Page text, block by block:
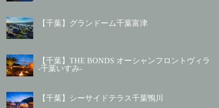
【千葉】グランドーム千葉富津
【千葉】THE BONDS オーシャンフロントヴィラ
-千葉いすみ-
【千葉】シーサイドテラス千葉鴨川